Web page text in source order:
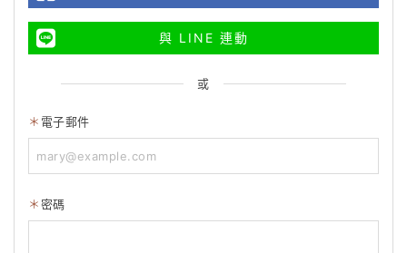
與 LINE 連動
或
電子郵件
密碼